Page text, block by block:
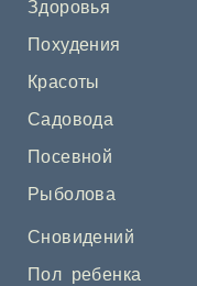
Здоровья
Похудения
Красоты
Садовода
Посевной
Рыболова
Сновидений
Пол ребенка